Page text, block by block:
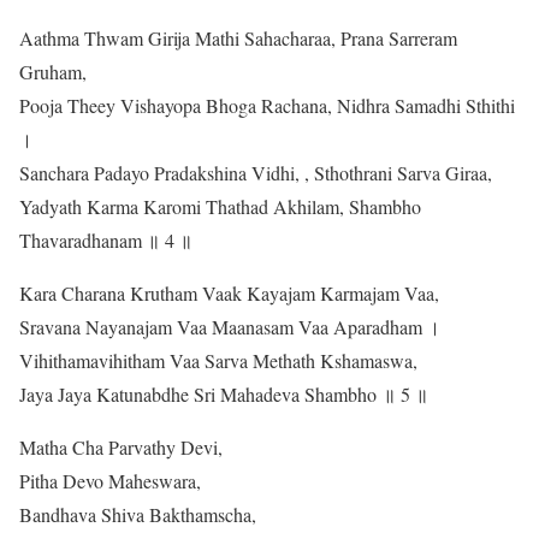
Aathma Thwam Girija Mathi Sahacharaa, Prana Sarreram
Gruham,
Pooja Theey Vishayopa Bhoga Rachana, Nidhra Samadhi Sthithi
।
Sanchara Padayo Pradakshina Vidhi, , Sthothrani Sarva Giraa,
Yadyath Karma Karomi Thathad Akhilam, Shambho
Thavaradhanam ॥ 4 ॥
Kara Charana Krutham Vaak Kayajam Karmajam Vaa,
Sravana Nayanajam Vaa Maanasam Vaa Aparadham ।
Vihithamavihitham Vaa Sarva Methath Kshamaswa,
Jaya Jaya Katunabdhe Sri Mahadeva Shambho ॥ 5 ॥
Matha Cha Parvathy Devi,
Pitha Devo Maheswara,
Bandhava Shiva Bakthamscha,